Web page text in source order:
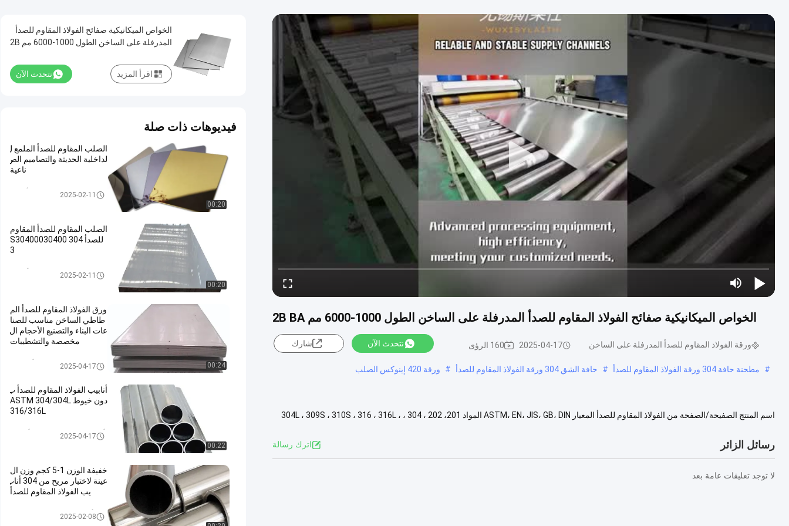
الخواص الميكانيكية صفائح الفولاذ المقاوم للصدأ المدرفلة على الساخن الطول 1000-6000 مم 2B BA
ورقة الفولاذ المقاوم للصدأ المدرفلة على الساخن 2025-04-17 160 الرؤى نتحدث الآن شارك
# مطحنة حافة 304 ورقة الفولاذ المقاوم للصدأ # حافة الشق 304 ورقة الفولاذ المقاوم للصدأ # ورقة 420 إينوكس الصلب
اسم المنتج الصفيحة/الصفحة من الفولاذ المقاوم للصدأ المعيار ASTM، EN، JIS، GB، DIN المواد 201، 202 ، 304 ، 304L ، 309S ، 310S ، 316 ، 316L ،
رسائل الزائر اترك رسالة
لا توجد تعليقات عامة بعد
الخواص الميكانيكية صفائح الفولاذ المقاوم للصدأ
المدرفلة على الساخن الطول 1000-6000 مم 2B
نتحدث الآن اقرأ المزيد
فيديوهات ذات صلة
00:20
الصلب المقاوم للصدأ الملمع ل
لداخلية الحديثة والتصاميم الص
ناعية
صفيحة الفولاذ المقاوم للصدأ الملم
2025-02-11
00:20
الصلب المقاوم للصدأ المقاوم
للصدأ 304 S30400030400
3
صفائح الفولاذ المقاوم للصدأ المدر
2025-02-11
00:24
ورق الفولاذ المقاوم للصدأ الم
طاطي الساخن مناسب للصنا
عات البناء والتصنيع الأحجام ال
مخصصة والتشطيبات
ورقة الفولاذ المقاوم للصدأ المدرف
2025-04-17
00:22
أنابيب الفولاذ المقاوم للصدأ ب
دون خيوط ASTM 304/304L
316/316L
أنبوب الفولاذ المقاوم للصدأ الزخر
2025-04-17
خفيفة الوزن 1-5 كجم وزن ال
عينة لاختبار مريح من 304 أناب
يب الفولاذ المقاوم للصدأ
304 أنبوب من الفولاذ المقاوم للص
2025-02-08